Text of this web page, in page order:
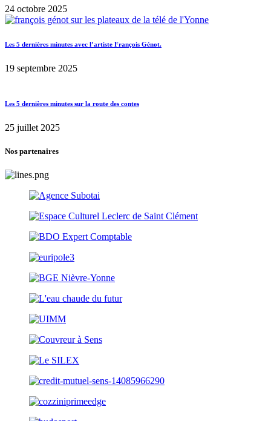
24 octobre 2025
Les 5 dernières minutes avec l’artiste François Génot.
19 septembre 2025
Les 5 dernières minutes sur la route des contes
25 juillet 2025
Nos partenaires